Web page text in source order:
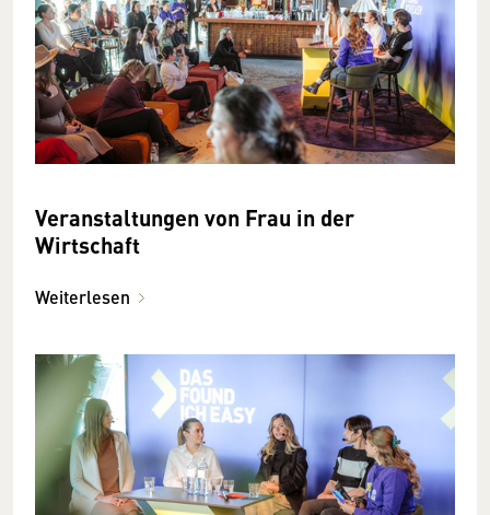
Veranstaltungen von Frau in der
Wirtschaft
Weiterlesen